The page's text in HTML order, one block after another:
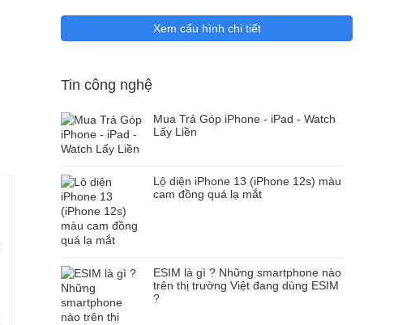
Xem cấu hình chi tiết
Tin công nghệ
Mua Trả Góp iPhone - iPad - Watch
Lấy Liền
Lộ diện iPhone 13 (iPhone 12s) màu
cam đồng quá lạ mắt
ESIM là gì ? Những smartphone nào
trên thị trường Việt đang dùng ESIM
?